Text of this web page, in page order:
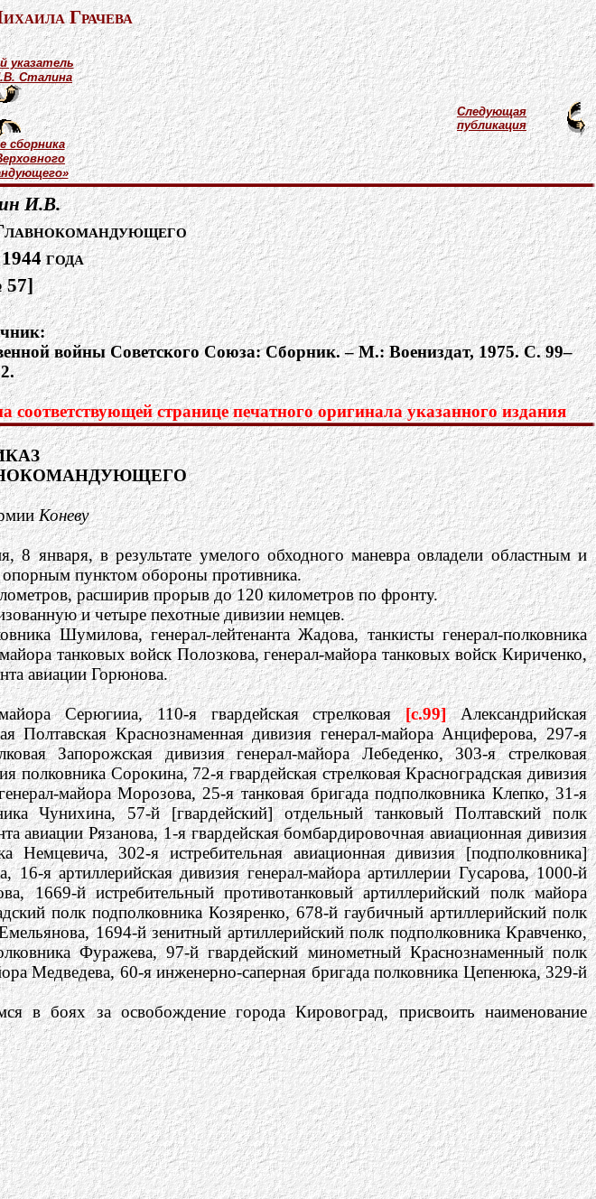
Грачева
указатель
Сталина
сборника
Следующая
публикация
И.В.
года
войны Советского Союза: Сборник. – М.: Воениздат, 1975. С. 99–
странице печатного оригинала указанного издания
Коневу
января, в результате умелого обходного маневра овладели областным и
пунктом обороны противника.
расширив прорыв до 120 километров по фронту.
и четыре пехотные дивизии немцев.
Шумилова, генерал-лейтенанта Жадова, танкисты генерал-полковника
танковых войск Полозкова, генерал-майора танковых войск Кириченко,
авиации Горюнова.
майора Серюгииа, 110-я гвардейская стрелковая[c.99]
Александрийская
Полтавская Краснознаменная дивизия генерал-майора Анциферова, 297-я
Запорожская дивизия генерал-майора Лебеденко, 303-я стрелковая
полковника Сорокина, 72-я гвардейская стрелковая Красноградская дивизия
майора Морозова, 25-я танковая бригада подполковника Клепко, 31-я
Чунихина, 57-й [гвардейский] отдельный танковый Полтавский полк
авиации Рязанова, 1-я гвардейская бомбардировочная авиационная дивизия
302-я истребительная авиационная дивизия [подполковника]
16-я артиллерийская дивизия генерал-майора артиллерии Гусарова, 1000-й
1669-й истребительный противотанковый артиллерийский полк майора
полк подполковника Козяренко, 678-й гаубичный артиллерийский полк
1694-й зенитный артиллерийский полк подполковника Кравченко,
Фуражева, 97-й гвардейский минометный Краснознаменный полк
Медведева, 60-я инженерно-саперная бригада полковника Цепенюка, 329-й
в боях за освобождение города Кировоград, присвоить наименование